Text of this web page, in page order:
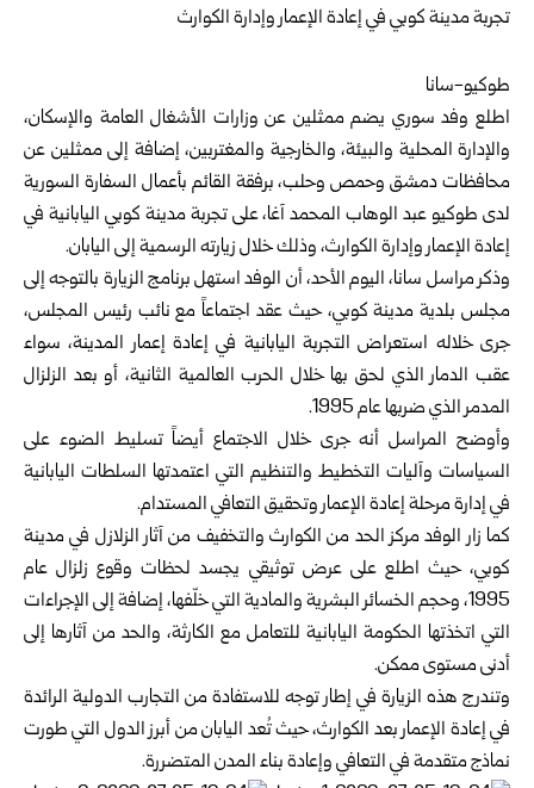
طوكيو-سانا‏
اطلع وفد سوري يضم ممثلين عن وزارات الأشغال العامة والإسكان،
والإدارة المحلية والبيئة، والخارجية والمغتربين، ‏إضافة إلى ممثلين عن
محافظات دمشق وحمص وحلب، برفقة القائم بأعمال السفارة السورية
لدى طوكيو عبد الوهاب ‏المحمد آغا، على تجربة مدينة كوبي اليابانية في
إعادة الإعمار وإدارة الكوارث، وذلك خلال زيارته الرسمية إلى اليابان.‏
وذكر مراسل سانا، اليوم الأحد، أن الوفد استهل برنامج الزيارة بالتوجه إلى
مجلس بلدية مدينة كوبي، حيث عقد اجتماعاً مع ‏نائب رئيس المجلس،
جرى خلاله استعراض التجربة اليابانية في إعادة إعمار المدينة، سواء
عقب الدمار الذي لحق بها ‏خلال الحرب العالمية الثانية، أو بعد الزلزال
المدمر الذي ضربها عام 1995.‏
وأوضح المراسل أنه جرى خلال الاجتماع أيضاً تسليط الضوء على
السياسات وآليات التخطيط والتنظيم التي اعتمدتها ‏السلطات اليابانية
في إدارة مرحلة إعادة الإعمار وتحقيق التعافي المستدام‎.‎
كما زار الوفد مركز الحد من الكوارث والتخفيف من آثار الزلازل في مدينة
كوبي، حيث اطلع على عرض توثيقي يجسد ‏لحظات وقوع زلزال عام
1995، وحجم الخسائر البشرية والمادية التي خلّفها، إضافة إلى الإجراءات
التي اتخذتها الحكومة ‏اليابانية للتعامل مع الكارثة، والحد من آثارها إلى
أدنى مستوى ممكن‎.‎
وتندرج هذه الزيارة في إطار توجه للاستفادة من التجارب الدولية ‏الرائدة
في إعادة الإعمار بعد الكوارث، حيث تُعد اليابان ‏من أبرز ‏الدول التي طورت
نماذج متقدمة في التعافي وإعادة بناء المدن ‏المتضررة. ‏